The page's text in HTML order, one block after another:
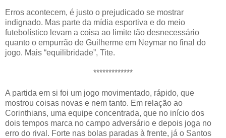
Erros acontecem, é justo o prejudicado se mostrar
indignado. Mas parte da mídia esportiva e do meio
futebolístico levam a coisa ao limite tão desnecessário
quanto o empurrão de Guilherme em Neymar no final do
jogo. Mais “equilibridade”, Tite.
*************
A partida em si foi um jogo movimentado, rápido, que
mostrou coisas novas e nem tanto. Em relação ao
Corinthians, uma equipe concentrada, que no início dos
dois tempos marca no campo adversário e depois joga no
erro do rival. Forte nas bolas paradas à frente, já o Santos